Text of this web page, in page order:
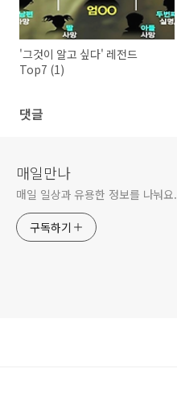
'그것이 알고 싶다' 레전드
Top7 (1)
댓글
매일만나
매일 일상과 유용한 정보를 나눠요.
구독하기